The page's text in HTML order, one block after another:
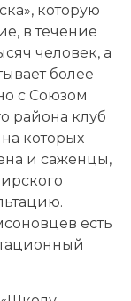
которую
в течение
человек, а
более
с Союзом
района клуб
которых
и саженцы,
есть